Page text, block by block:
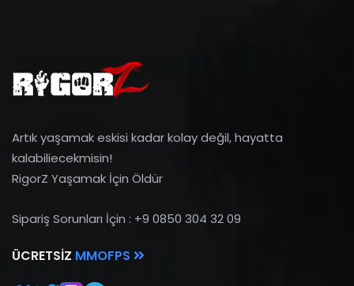
Artık yaşamak eskisi kadar kolay değil, hayatta
kalabiliecekmisin!
RigorZ Yaşamak İçin Öldür
Sipariş Sorunları İçin : +9 0850 304 32 09
ÜCRETSIZ MMOFPS